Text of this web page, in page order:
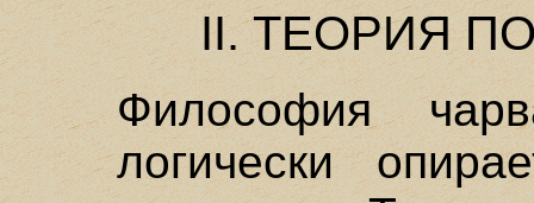
II. ТЕОРИЯ
Философия
логически